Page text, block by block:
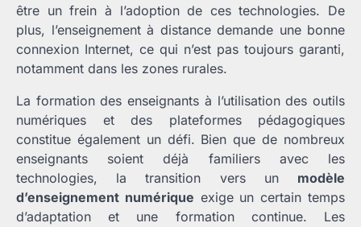
être un frein à l’adoption de ces technologies. De
plus, l’enseignement à distance demande une bonne
connexion Internet, ce qui n’est pas toujours garanti,
notamment dans les zones rurales.
La formation des enseignants à l’utilisation des outils
numériques et des plateformes pédagogiques
constitue également un défi. Bien que de nombreux
enseignants soient déjà familiers avec les
technologies, la transition vers un modèle
d’enseignement numérique exige un certain temps
d’adaptation et une formation continue. Les